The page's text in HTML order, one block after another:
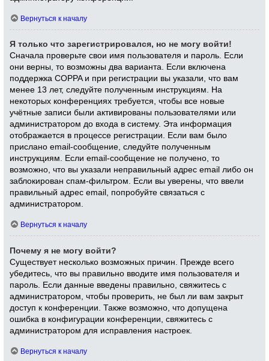
Вернуться к началу
Я только что зарегистрировался, но не могу войти!
Сначала проверьте свои имя пользователя и пароль. Если
они верны, то возможны два варианта. Если включена
поддержка COPPA и при регистрации вы указали, что вам
менее 13 лет, следуйте полученным инструкциям. На
некоторых конференциях требуется, чтобы все новые
учётные записи были активированы пользователями или
администратором до входа в систему. Эта информация
отображается в процессе регистрации. Если вам было
прислано email-сообщение, следуйте полученным
инструкциям. Если email-сообщение не получено, то
возможно, что вы указали неправильный адрес email либо он
заблокирован спам-фильтром. Если вы уверены, что ввели
правильный адрес email, попробуйте связаться с
администратором.
Вернуться к началу
Почему я не могу войти?
Существует несколько возможных причин. Прежде всего
убедитесь, что вы правильно вводите имя пользователя и
пароль. Если данные введены правильно, свяжитесь с
администратором, чтобы проверить, не был ли вам закрыт
доступ к конференции. Также возможно, что допущена
ошибка в конфигурации конференции, свяжитесь с
администратором для исправления настроек.
Вернуться к началу